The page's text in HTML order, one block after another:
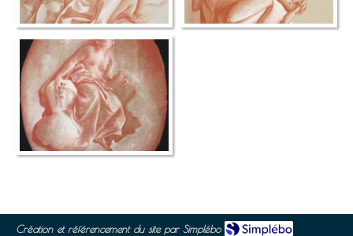
Création et référencement du site par Simplébo